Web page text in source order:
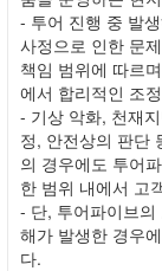
- 투어 진행 중 발
사정으로 인한 문
책임 범위에 따르
에서 합리적인 조
- 기상 악화, 천재
정, 안전상의 판단
의 경우에도 투어
한 범위 내에서 고
- 단, 투어파이브
해가 발생한 경우
다.